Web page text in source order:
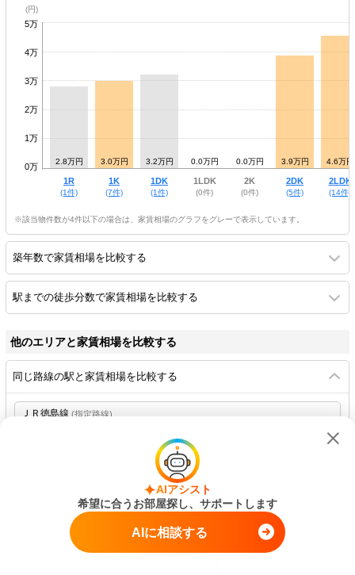
5万
4万
3万
2万
1万
0万
2.8万円 3.0万円 3.2万円 0.0万円 0.0万円 3.9万円 4.6万円
1R
(1件)
1K
(7件)
1DK
(1件)
1LDK
(0件)
2K
(0件)
2DK
(5件)
2LDK
(14件)
※該当物件数が4件以下の場合は、家賃相場のグラフをグレーで表示しています。
築年数で家賃相場を比較する
駅までの徒歩分数で家賃相場を比較する
他のエリアと家賃相場を比較する
同じ路線の駅と家賃相場を比較する
(指定路線)
指定エリア
指定エリアの家賃相場（4.0万円）
AIアシスト
希望に合うお部屋探し、サポートします
AIに相談する